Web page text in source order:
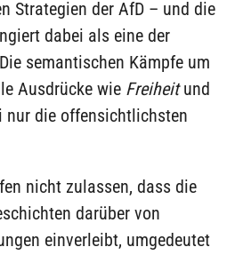
Strategien der AfD – und die
dabei als eine der
semantischen Kämpfe um
Ausdrücke wie Freiheitund
die offensichtlichsten
nicht zulassen, dass die
darüber von
einverleibt, umgedeutet